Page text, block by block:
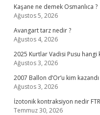
Kaşane ne demek Osmanlıca ?
Ağustos 5, 2026
Avangart tarz nedir ?
Ağustos 4, 2026
2025 Kurtlar Vadisi Pusu hangi
Ağustos 3, 2026
2007 Ballon d’Or’u kim kazandı
Ağustos 3, 2026
İzotonik kontraksiyon nedir
Temmuz 30, 2026